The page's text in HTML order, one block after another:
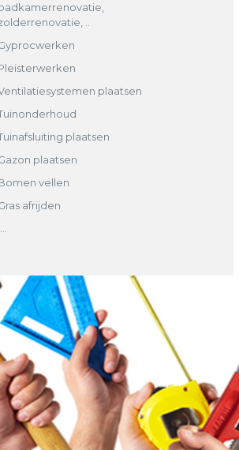
..
plaatsen
plaatsen
plaatsen
vellen
afrijden